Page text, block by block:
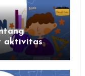
aktivitas